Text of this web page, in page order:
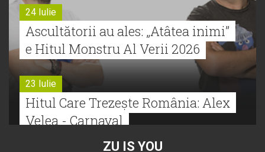
24 Iulie
Ascultătorii au ales: „Atâtea inimi”
e Hitul Monstru Al Verii 2026
23 Iulie
Hitul Care Trezește România: Alex
Velea - Carnaval
ZU IS YOU